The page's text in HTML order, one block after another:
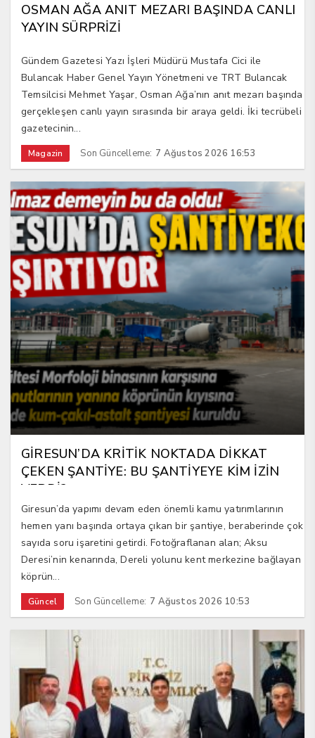
OSMAN AĞA ANIT MEZARI BAŞINDA CANLI
YAYIN SÜRPRİZİ
Gündem Gazetesi Yazı İşleri Müdürü Mustafa Cici ile
Bulancak Haber Genel Yayın Yönetmeni ve TRT Bulancak
Temsilcisi Mehmet Yaşar, Osman Ağa’nın anıt mezarı başında
gerçekleşen canlı yayın sırasında bir araya geldi. İki tecrübeli
gazetecinin...
Magazin Son Güncelleme: 7 Ağustos 2026 16:53
GİRESUN’DA KRİTİK NOKTADA DİKKAT
ÇEKEN ŞANTİYE: BU ŞANTİYEYE KİM İZİN
VERDİ?
Giresun’da yapımı devam eden önemli kamu yatırımlarının
hemen yanı başında ortaya çıkan bir şantiye, beraberinde çok
sayıda soru işaretini getirdi. Fotoğraflanan alan; Aksu
Deresi’nin kenarında, Dereli yolunu kent merkezine bağlayan
köprün...
Güncel Son Güncelleme: 7 Ağustos 2026 10:53